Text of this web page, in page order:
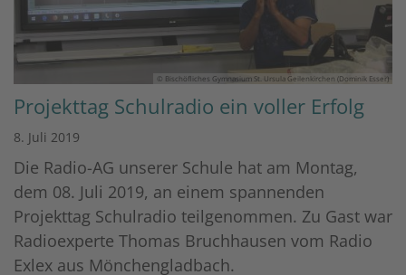
© Bischöfliches Gymnasium St. Ursula Geilenkirchen (Dominik Esser)
Projekttag Schulradio ein voller Erfolg
8. Juli 2019
Die Radio-AG unserer Schule hat am Montag,
dem 08. Juli 2019, an einem spannenden
Projekttag Schulradio teilgenommen. Zu Gast war
Radioexperte Thomas Bruchhausen vom Radio
Exlex aus Mönchengladbach.